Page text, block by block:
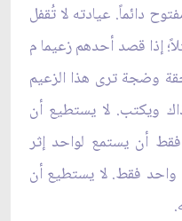
دائماً. عيادته لا تُقفل
إذا قصد أحدهم زعيما م
وضجة ترى هذا الزعيم
ويكتب. لا يستطيع أن
أن يستمع لواحد إثر
واحد فقط. لا يستطيع أن